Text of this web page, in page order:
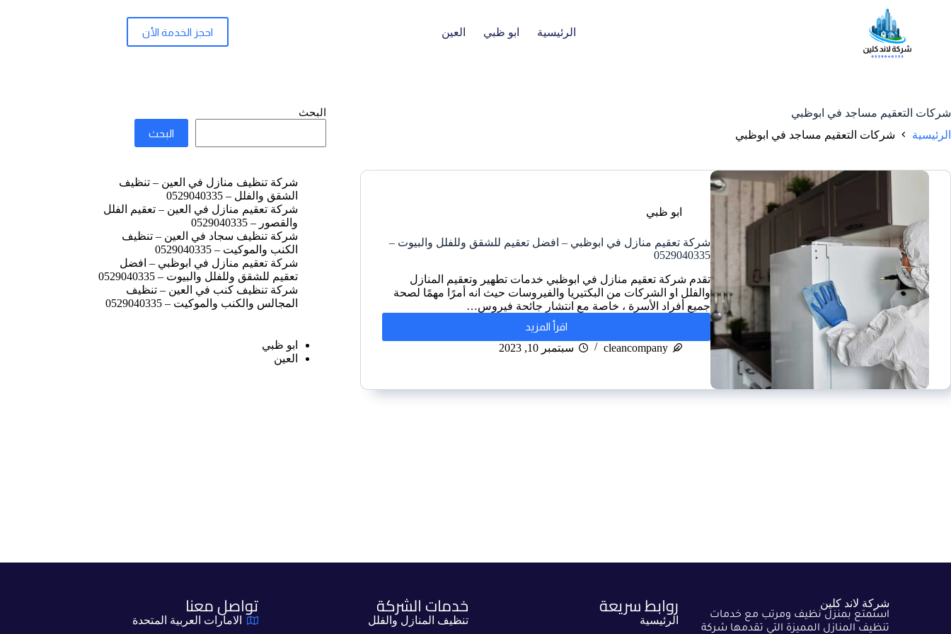
الرئيسية ابو ظبي العين احجز الخدمة الأن
شركات التعقيم مساجد في ابوظبي
الرئيسية
شركات التعقيم مساجد في ابوظبي
ابو ظبي
شركة تعقيم منازل في ابوظبي – افضل تعقيم للشقق وللفلل والبيوت –
0529040335
تقدم شركة تعقيم منازل في ابوظبي خدمات تطهير وتعقيم المنازل
والفلل او الشركات من البكتيريا والفيروسات حيث انه أمرًا مهمًا لصحة
جميع أفراد الأسرة ، خاصة مع انتشار جائحة فيروس…
اقرأ المزيد
cleancompany
سبتمبر 10, 2023
البحث
البحث
شركة تنظيف منازل في العين – تنظيف
الشقق والفلل – 0529040335
شركة تعقيم منازل في العين – تعقيم الفلل
والقصور – 0529040335
شركة تنظيف سجاد في العين – تنظيف
الكنب والموكيت – 0529040335
شركة تعقيم منازل في ابوظبي – افضل
تعقيم للشقق وللفلل والبيوت – 0529040335
شركة تنظيف كنب في العين – تنظيف
المجالس والكنب والموكيت – 0529040335
ابو ظبي
العين
شركة لاند كلين
استمتع بمنزل نظيف ومرتب مع خدمات
تنظيف المنازل المميزة التي تقدمها شركة
روابط سريعة
الرئيسية خدمات الشركة
تنظيف المنازل والفلل تواصل معنا
الامارات العربية المتحدة